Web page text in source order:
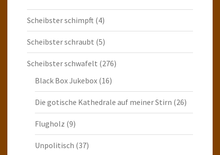
Scheibster schimpft (4)
Scheibster schraubt (5)
Scheibster schwafelt (276)
Black Box Jukebox (16)
Die gotische Kathedrale auf meiner Stirn (26)
Flugholz (9)
Unpolitisch (37)